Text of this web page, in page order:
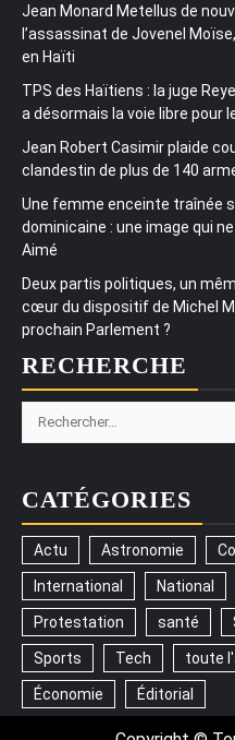
Jean Monard Metellus de
l’assassinat de Jovenel
en Haïti
TPS des Haïtiens : la juge
a désormais la voie libre pour
Jean Robert Casimir plaide
clandestin de plus de 140
Une femme enceinte traînée
dominicaine : une image qui
Aimé
Deux partis politiques, un
cœur du dispositif de Michel
prochain Parlement ?
RECHERCHE
Rechercher :
CATÉGORIES
Actu Astronomie
International National
Protestation santé
Sports Tech toute
Économie Éditorial